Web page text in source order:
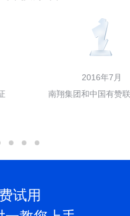
2016年7月
南翔集团和中国有赞联合融资
试用